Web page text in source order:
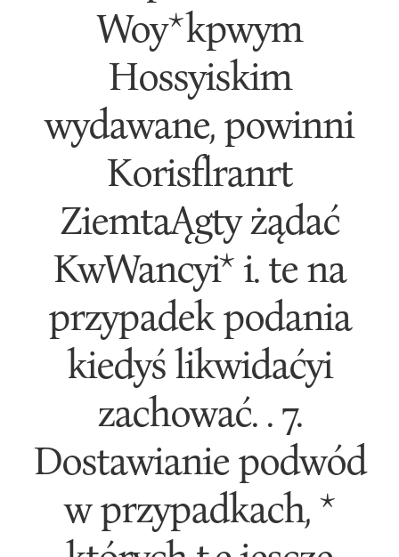
Woy*kpwym
Hossyiskim
wydawane, powinni
Korisflranrt
ZiemtaĄgty żądać
KwWancyi* i. te na
przypadek podania
kiedyś likwidaćyi
zachować. . 7.
Dostawianie podwód
w przypadkach, *